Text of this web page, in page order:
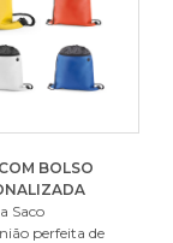
BOLSO
Saco
perfeita de